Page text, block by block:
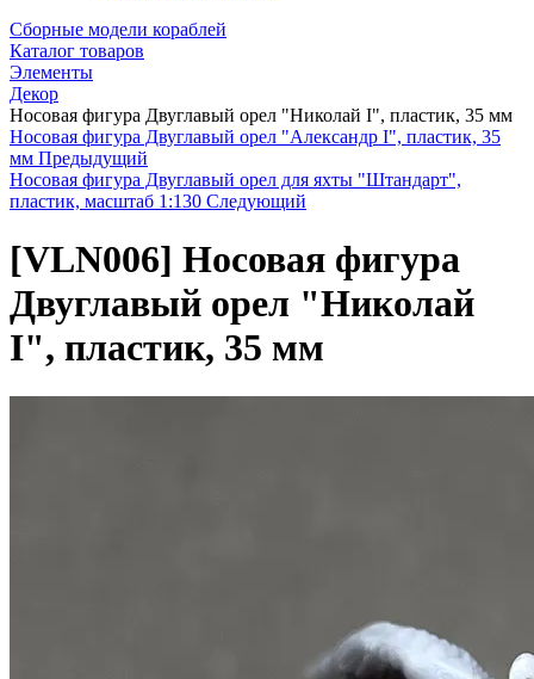
Сборные модели кораблей
Каталог товаров
Элементы
Декор
Носовая фигура Двуглавый орел "Николай I", пластик, 35 мм
Носовая фигура Двуглавый орел "Александр I", пластик, 35
мм Предыдущий
Носовая фигура Двуглавый орел для яхты "Штандарт",
пластик, масштаб 1:130 Следующий
[VLN006] Носовая фигура
Двуглавый орел "Николай
I", пластик, 35 мм